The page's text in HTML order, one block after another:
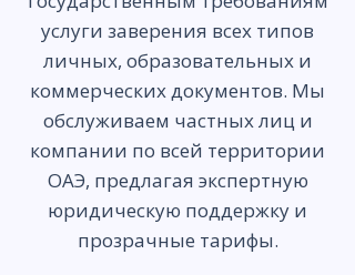
услуги заверения всех типов
личных, образовательных и
коммерческих документов. Мы
обслуживаем частных лиц и
компании по всей территории
ОАЭ, предлагая экспертную
юридическую поддержку и
прозрачные тарифы.